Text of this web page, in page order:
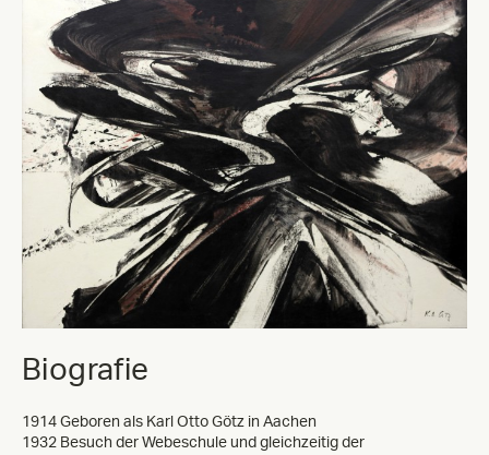
Biografie
1914 Geboren als Karl Otto Götz in Aachen
1932 Besuch der Webeschule und gleichzeitig der